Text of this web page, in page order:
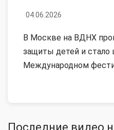
04.06.2026
В Москве на ВДНХ
защиты детей и стало
Международном
Последние видео